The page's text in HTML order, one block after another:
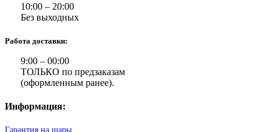
10:00 – 20:00
Без выходных
Работа доставки:
9:00 – 00:00
ТОЛЬКО по предзаказам
(оформленным ранее).
Информация:
Гарантия на шары